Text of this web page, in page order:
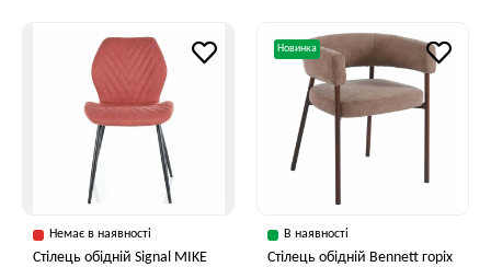
Немає в наявності
Стілець обідній Signal MIKE
Новинка
В наявності
Стілець обідній Bennett горіх